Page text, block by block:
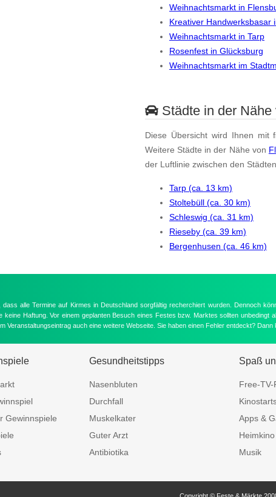
Weihnachtsmarkt in
Kreativer Handwerksbasar
Weihnachtsmarkt in Tarp
Rosenfest in Glücksburg
Weihnachtsmarkt im
Städte in der
Diese Übersicht wird Ihnen mit
Weitere Städte in der Nähe von
der Luftlinie zwischen den
Tarp (ca. 13 km)
Stoltebüll (ca. 30 km)
Schleswig (ca. 31 km)
Rieseby (ca. 39 km)
Bergenhusen (ca. 46 km)
dass alle Termine auf Kirmes in Deutschland sorgfältig recherchiert wurden. Dennoch
keine Haftung. Vor einem geplanten Besuch eines Festes bzw. Marktes sollten
Veranstaltungseintrag auch eine weitere Webseite. Sie haben einen Fehler entdeckt? Dann
Gewinnspiele
Gesundheitstipps
Nasenbluten
Durchfall
Muskelkater
Guter Arzt
Antibiotika
Spaß
Free-TV-
Apps &
Heimkino
Musik